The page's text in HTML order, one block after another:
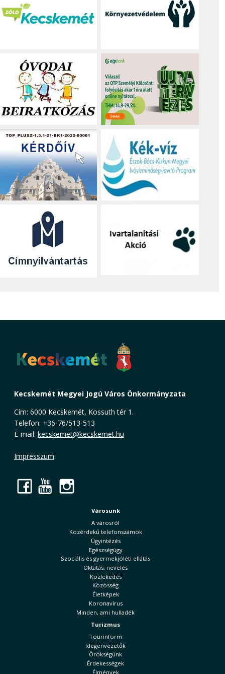
Kecskemét Megyei Jogú Város Önkormányzata
Cím: 6000 Kecskemét, Kossuth tér 1.
Telefon: +36-76/513-513
E-mail: kecskemet@kecskemet.hu
Impresszum
Facebook
YouTube
Városunk
A városról
Közérdekű telefonszámok
Ügyintézés
Egészségügy
Szociális és gyermekjóléti ellátás
Oktatás, nevelés
Közlekedés
Közösség
Életképek
Koronavírus
Minden, ami hulladék
Turizmus
Tourinform
Idegenvezetők
Örökségünk
Érdekességek
Élmények